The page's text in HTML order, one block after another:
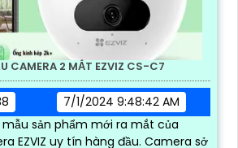
CAMERA 2 MẮT EZVIZ CS-C7
7/1/2024 9:48:42 AM
sản phẩm mới ra mắt của
uy tín hàng đầu. Camera sở